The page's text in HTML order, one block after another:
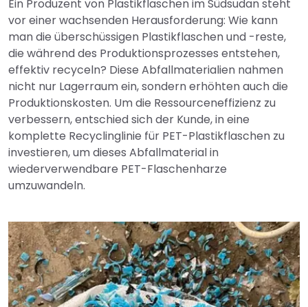
Ein Produzent von Plastikflaschen im Südsudan steht
vor einer wachsenden Herausforderung: Wie kann
man die überschüssigen Plastikflaschen und -reste,
die während des Produktionsprozesses entstehen,
effektiv recyceln? Diese Abfallmaterialien nahmen
nicht nur Lagerraum ein, sondern erhöhten auch die
Produktionskosten. Um die Ressourceneffizienz zu
verbessern, entschied sich der Kunde, in eine
komplette Recyclinglinie für PET-Plastikflaschen zu
investieren, um dieses Abfallmaterial in
wiederverwendbare PET-Flaschenharze
umzuwandeln.